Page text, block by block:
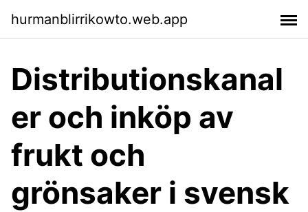
hurmanblirrikowto.web.app
Distributionskanal
er och inköp av
frukt och
grönsaker i svensk